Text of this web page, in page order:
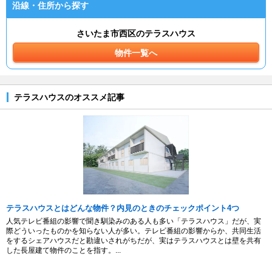
沿線・住所から探す
さいたま市西区のテラスハウス
物件一覧へ
テラスハウスのオススメ記事
テラスハウスとはどんな物件？内見のときのチェックポイント4つ
人気テレビ番組の影響で聞き馴染みのある人も多い「テラスハウス」だが、実
際どういったものかを知らない人が多い。テレビ番組の影響からか、共同生活
をするシェアハウスだと勘違いされがちだが、実はテラスハウスとは壁を共有
した長屋建て物件のことを指す。...